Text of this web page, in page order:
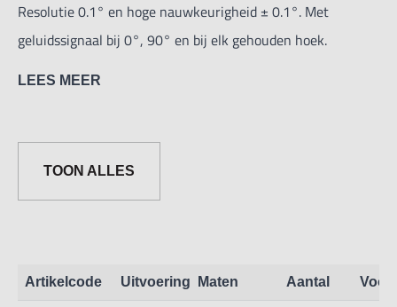
Resolutie 0.1° en hoge nauwkeurigheid ± 0.1°. Met
geluidssignaal bij 0°, 90° en bij elk gehouden hoek.
volledig uitgerust elke meet-en inspectiejob aan te pakken.
LEES MEER
TOON ALLES
Artikelcode Uitvoering Maten Aantal